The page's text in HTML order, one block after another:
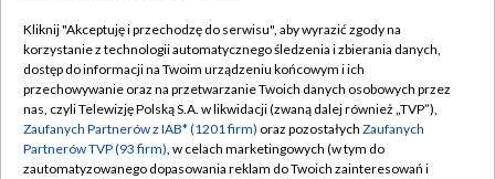
TVP
Abonament TVP
Emisja w TVP
Centrum informacji TVP
Regulamin TVP
Polityka prywatności
Moje zgody
Kliknij "Akceptuję i przechodzę do serwisu", aby wyrazić zgody na
korzystanie z technologii automatycznego śledzenia i zbierania danych,
dostęp do informacji na Twoim urządzeniu końcowym i ich
przechowywanie oraz na przetwarzanie Twoich danych osobowych przez
nas, czyli Telewizję Polską S.A. w likwidacji (zwaną dalej również „TVP”),
Zaufanych Partnerów z IAB* (1201 firm) oraz pozostałych Zaufanych
Partnerów TVP (93 firm), w celach marketingowych (w tym do
zautomatyzowanego dopasowania reklam do Twoich zainteresowań i